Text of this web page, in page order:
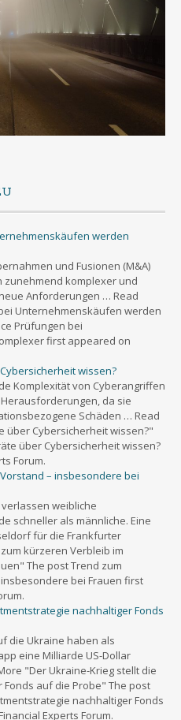
werden
und Fusionen (M&A)
zunehmend komplexer und
Anforderungen … Read
Unternehmenskäufen werden
Prüfungen bei
first appeared on
wissen?
Komplexität von Cyberangriffen
da sie
Schäden … Read
über Cybersicherheit wissen?"
über Cybersicherheit wissen?
Forum.
– insbesondere bei
weibliche
schneller als männliche. Eine
für die Frankfurter
kürzeren Verbleib im
The post Trend zum
bei Frauen first
nachhaltiger Fonds
die Ukraine haben als
eine Milliarde US-Dollar
"Der Ukraine-Krieg stellt die
auf die Probe" The post
nachhaltiger Fonds
Experts Forum.